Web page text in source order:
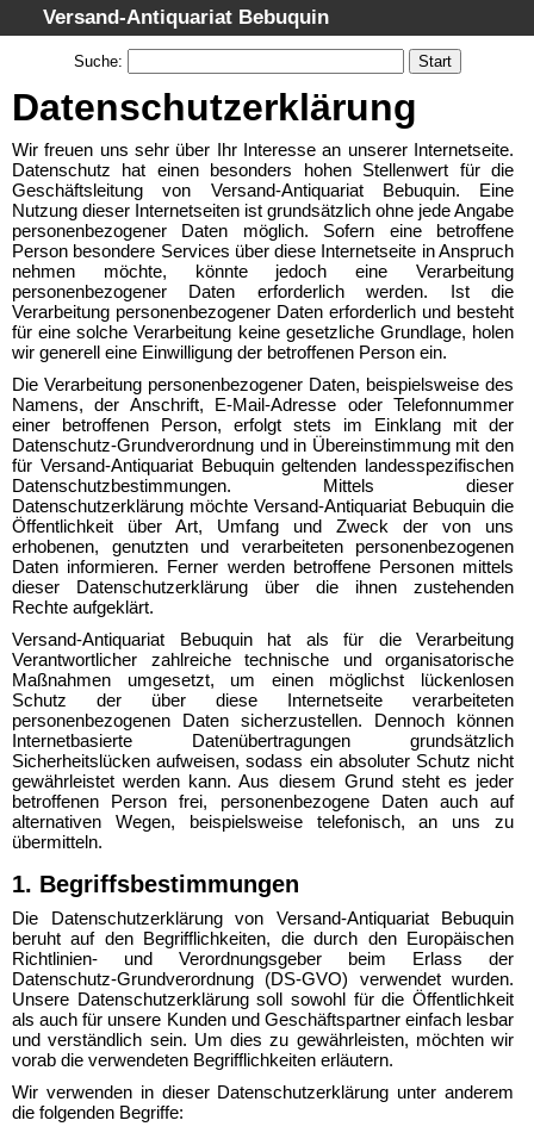
Versand-Antiquariat Bebuquin
Startseite
Suche
Schlagwörter
Gesamtbestand
Warenkorb
AGB
Widerruf
Datenschutz
Impressum
Suche:
Datenschutzerklärung
Wir freuen uns sehr über Ihr Interesse an unserer Internetseite.
Datenschutz hat einen besonders hohen Stellenwert für die
Geschäftsleitung von Versand-Antiquariat Bebuquin. Eine
Nutzung dieser Internetseiten ist grundsätzlich ohne jede Angabe
personenbezogener Daten möglich. Sofern eine betroffene
Person besondere Services über diese Internetseite in Anspruch
nehmen möchte, könnte jedoch eine Verarbeitung
personenbezogener Daten erforderlich werden. Ist die
Verarbeitung personenbezogener Daten erforderlich und besteht
für eine solche Verarbeitung keine gesetzliche Grundlage, holen
wir generell eine Einwilligung der betroffenen Person ein.
Die Verarbeitung personenbezogener Daten, beispielsweise des
Namens, der Anschrift, E-Mail-Adresse oder Telefonnummer
einer betroffenen Person, erfolgt stets im Einklang mit der
Datenschutz-Grundverordnung und in Übereinstimmung mit den
für Versand-Antiquariat Bebuquin geltenden landesspezifischen
Datenschutzbestimmungen. Mittels dieser
Datenschutzerklärung möchte Versand-Antiquariat Bebuquin die
Öffentlichkeit über Art, Umfang und Zweck der von uns
erhobenen, genutzten und verarbeiteten personenbezogenen
Daten informieren. Ferner werden betroffene Personen mittels
dieser Datenschutzerklärung über die ihnen zustehenden
Rechte aufgeklärt.
Versand-Antiquariat Bebuquin hat als für die Verarbeitung
Verantwortlicher zahlreiche technische und organisatorische
Maßnahmen umgesetzt, um einen möglichst lückenlosen
Schutz der über diese Internetseite verarbeiteten
personenbezogenen Daten sicherzustellen. Dennoch können
Internetbasierte Datenübertragungen grundsätzlich
Sicherheitslücken aufweisen, sodass ein absoluter Schutz nicht
gewährleistet werden kann. Aus diesem Grund steht es jeder
betroffenen Person frei, personenbezogene Daten auch auf
alternativen Wegen, beispielsweise telefonisch, an uns zu
übermitteln.
1. Begriffsbestimmungen
Die Datenschutzerklärung von Versand-Antiquariat Bebuquin
beruht auf den Begrifflichkeiten, die durch den Europäischen
Richtlinien- und Verordnungsgeber beim Erlass der
Datenschutz-Grundverordnung (DS-GVO) verwendet wurden.
Unsere Datenschutzerklärung soll sowohl für die Öffentlichkeit
als auch für unsere Kunden und Geschäftspartner einfach lesbar
und verständlich sein. Um dies zu gewährleisten, möchten wir
vorab die verwendeten Begrifflichkeiten erläutern.
Wir verwenden in dieser Datenschutzerklärung unter anderem
die folgenden Begriffe: